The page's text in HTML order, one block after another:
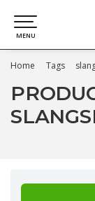
MENU
Home Tags